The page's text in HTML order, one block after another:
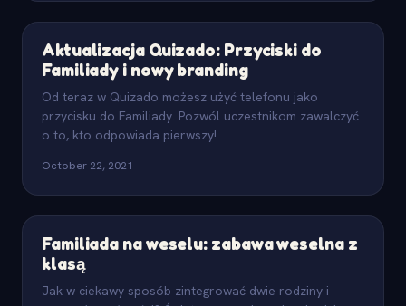
Aktualizacja Quizado: Przyciski do
Familiady i nowy branding
Od teraz w Quizado możesz użyć telefonu jako
przycisku do Familiady. Pozwól uczestnikom zawalczyć
o to, kto odpowiada pierwszy!
October 22, 2021
Familiada na weselu: zabawa weselna z
klasą
Jak w ciekawy sposób zintegrować dwie rodziny i